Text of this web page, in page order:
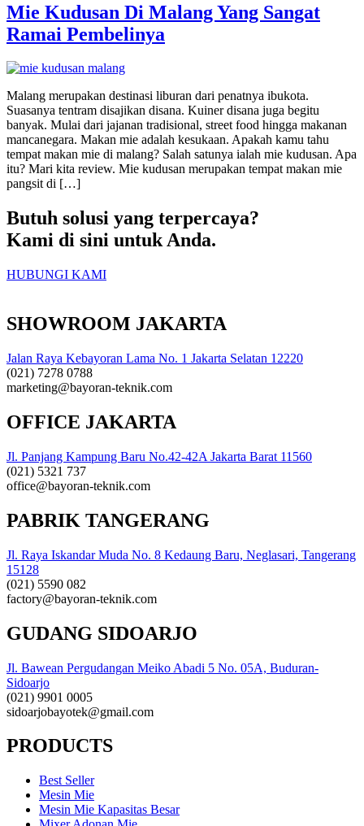
Mie Kudusan Di Malang Yang Sangat
Ramai Pembelinya
Malang merupakan destinasi liburan dari penatnya ibukota.
Suasanya tentram disajikan disana. Kuiner disana juga begitu
banyak. Mulai dari jajanan tradisional, street food hingga makanan
mancanegara. Makan mie adalah kesukaan. Apakah kamu tahu
tempat makan mie di malang? Salah satunya ialah mie kudusan. Apa
itu? Mari kita review. Mie kudusan merupakan tempat makan mie
pangsit di […]
Butuh solusi yang terpercaya?
Kami di sini untuk Anda.
HUBUNGI KAMI
SHOWROOM JAKARTA
Jalan Raya Kebayoran Lama No. 1 Jakarta Selatan 12220
(021) 7278 0788
marketing@bayoran-teknik.com
OFFICE JAKARTA
Jl. Panjang Kampung Baru No.42-42A Jakarta Barat 11560
(021) 5321 737
office@bayoran-teknik.com
PABRIK TANGERANG
Jl. Raya Iskandar Muda No. 8 Kedaung Baru, Neglasari, Tangerang
15128
(021) 5590 082
factory@bayoran-teknik.com
GUDANG SIDOARJO
Jl. Bawean Pergudangan Meiko Abadi 5 No. 05A, Buduran-
Sidoarjo
(021) 9901 0005
sidoarjobayotek@gmail.com
PRODUCTS
Best Seller
Mesin Mie
Mesin Mie Kapasitas Besar